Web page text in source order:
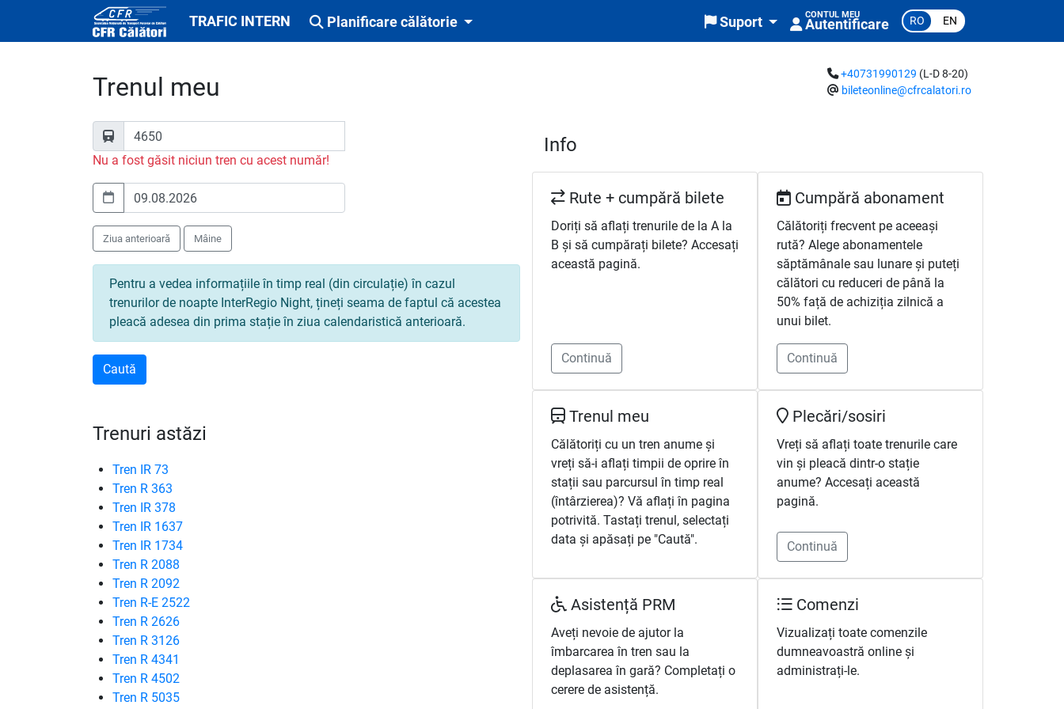
TRAFIC INTERN Planificare călătorie Suport CONTUL MEU
Autentificare RO EN
Trenul meu +40731990129 (L-D 8-20)
bileteonline@cfrcalatori.ro
Nu a fost găsit niciun tren cu acest număr!
Ziua anterioară Mâine
Pentru a vedea informațiile în timp real (din circulație) în cazul
trenurilor de noapte InterRegio Night, țineți seama de faptul că acestea
pleacă adesea din prima stație în ziua calendaristică anterioară.
Trenuri astăzi
Tren IR 73
Tren R 363
Tren IR 378
Tren IR 1637
Tren IR 1734
Tren R 2088
Tren R 2092
Tren R-E 2522
Tren R 2626
Tren R 3126
Tren R 4341
Tren R 4502
Tren R 5035
Info
Rute + cumpără bilete
Doriți să aflați trenurile de la A la
B și să cumpărați bilete? Accesați
această pagină.
Continuă
Cumpără abonament
Călătoriți frecvent pe aceeași
rută? Alege abonamentele
săptămânale sau lunare și puteți
călători cu reduceri de până la
50% față de achiziția zilnică a
unui bilet.
Continuă
Trenul meu
Călătoriți cu un tren anume și
vreți să-i aflați timpii de oprire în
stații sau parcursul în timp real
(întârzierea)? Vă aflați în pagina
potrivită. Tastați trenul, selectați
data și apăsați pe "Caută".
Plecări/sosiri
Vreți să aflați toate trenurile care
vin și pleacă dintr-o stație
anume? Accesați această
pagină.
Continuă
Asistență PRM
Aveți nevoie de ajutor la
îmbarcarea în tren sau la
deplasarea în gară? Completați o
cerere de asistență.
Comenzi
Vizualizați toate comenzile
dumneavoastră online și
administrați-le.